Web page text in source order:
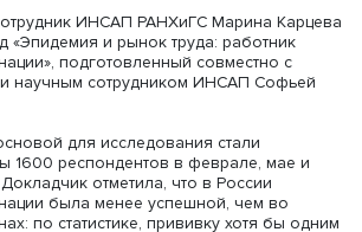
зарплаты, но ее пик остается
45–50% по отношению к
(по сравнению с 80–100% в США).
рынка труда в стране с экономикой,
накопления человеческого
опыте в 35 лет. Высшее образование,
Гимпельсона, повышает премию до
обесценение этого фактора.